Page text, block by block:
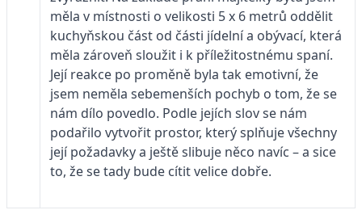
měla v místnosti o velikosti 5 x 6 metrů oddělit
kuchyňskou část od části jídelní a obývací, která
měla zároveň sloužit i k příležitostnému spaní.
Její reakce po proměně byla tak emotivní, že
jsem neměla sebemenších pochyb o tom, že se
nám dílo povedlo. Podle jejích slov se nám
podařilo vytvořit prostor, který splňuje všechny
její požadavky a ještě slibuje něco navíc – a sice
to, že se tady bude cítit velice dobře.